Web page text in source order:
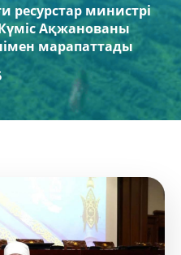
ресурстар министрі
Ақжанованы
марапаттады